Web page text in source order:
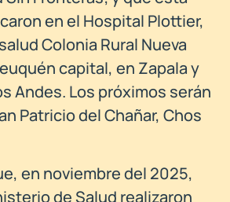
en el Hospital Plottier,
Colonia Rural Nueva
capital, en Zapala y
Andes. Los próximos serán
Patricio del Chañar, Chos
en noviembre del 2025,
de Salud realizaron